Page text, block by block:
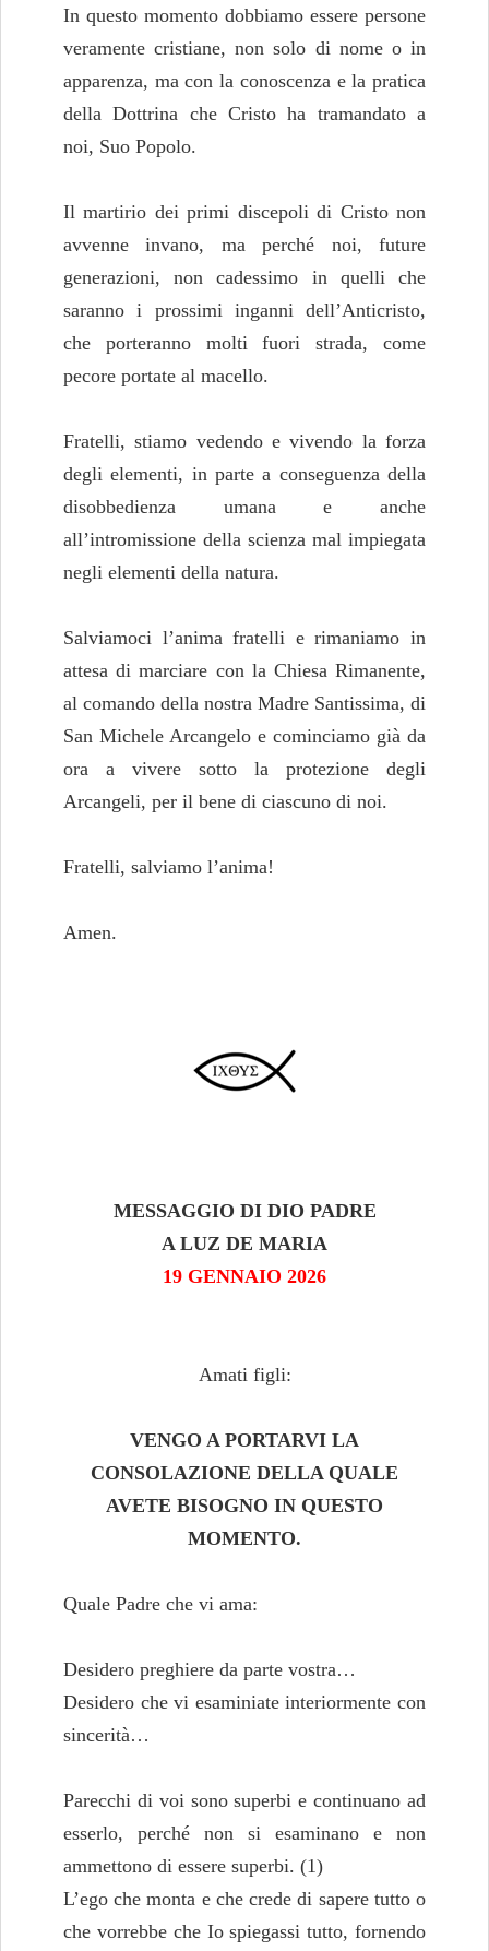
In questo momento dobbiamo essere persone
veramente cristiane, non solo di nome o in
apparenza, ma con la conoscenza e la pratica
della Dottrina che Cristo ha tramandato a
noi, Suo Popolo.
Il martirio dei primi discepoli di Cristo non
avvenne invano, ma perché noi, future
generazioni, non cadessimo in quelli che
saranno i prossimi inganni dell’Anticristo,
che porteranno molti fuori strada, come
pecore portate al macello.
Fratelli, stiamo vedendo e vivendo la forza
degli elementi, in parte a conseguenza della
disobbedienza umana e anche
all’intromissione della scienza mal impiegata
negli elementi della natura.
Salviamoci l’anima fratelli e rimaniamo in
attesa di marciare con la Chiesa Rimanente,
al comando della nostra Madre Santissima, di
San Michele Arcangelo e cominciamo già da
ora a vivere sotto la protezione degli
Arcangeli, per il bene di ciascuno di noi.
Fratelli, salviamo l’anima!
Amen.
MESSAGGIO DI DIO PADRE
A LUZ DE MARIA
19 GENNAIO 2026
Amati figli:
VENGO A PORTARVI LA
CONSOLAZIONE DELLA QUALE
AVETE BISOGNO IN QUESTO
MOMENTO.
Quale Padre che vi ama:
Desidero preghiere da parte vostra…
Desidero che vi esaminiate interiormente con
sincerità…
Parecchi di voi sono superbi e continuano ad
esserlo, perché non si esaminano e non
ammettono di essere superbi. (1)
L’ego che monta e che crede di sapere tutto o
che vorrebbe che Io spiegassi tutto, fornendo